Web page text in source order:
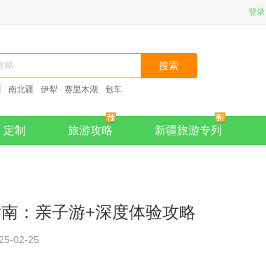
登录
南北疆 伊犁 赛里木湖 包车
定制 旅游攻略 新疆旅游专列
：亲子游+深度体验攻略
02-25